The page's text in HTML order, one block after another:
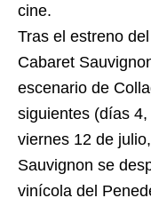
cine.
Tras el estreno
Cabaret
escenario de
siguientes (días
viernes 12 de
Sauvignon se
vinícola del